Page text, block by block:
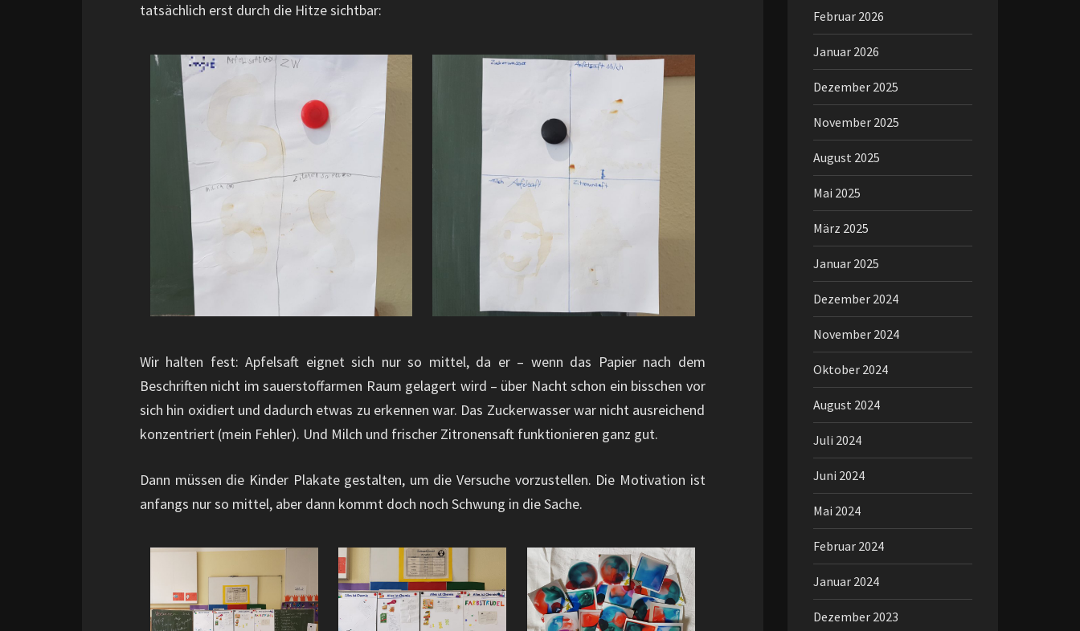
tatsächlich erst durch die Hitze sichtbar:
Wir halten fest: Apfelsaft eignet sich nur so mittel, da er – wenn das Papier nach dem
Beschriften nicht im sauerstoffarmen Raum gelagert wird – über Nacht schon ein bisschen vor
sich hin oxidiert und dadurch etwas zu erkennen war. Das Zuckerwasser war nicht ausreichend
konzentriert (mein Fehler). Und Milch und frischer Zitronensaft funktionieren ganz gut.
Dann müssen die Kinder Plakate gestalten, um die Versuche vorzustellen. Die Motivation ist
anfangs nur so mittel, aber dann kommt doch noch Schwung in die Sache.
Februar 2026
Januar 2026
Dezember 2025
November 2025
August 2025
Mai 2025
März 2025
Januar 2025
Dezember 2024
November 2024
Oktober 2024
August 2024
Juli 2024
Juni 2024
Mai 2024
Februar 2024
Januar 2024
Dezember 2023